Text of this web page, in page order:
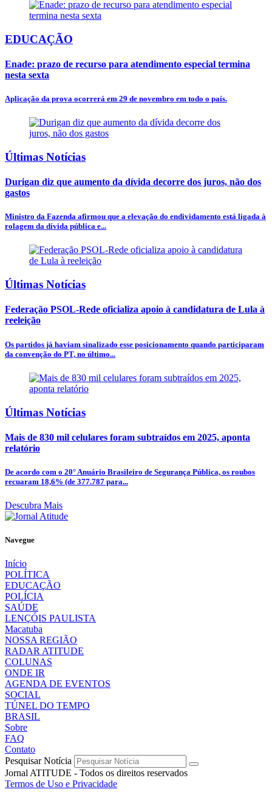
EDUCAÇÃO
Enade: prazo de recurso para atendimento especial termina
nesta sexta
Aplicação da prova ocorrerá em 29 de novembro em todo o país.
Últimas Notícias
Durigan diz que aumento da dívida decorre dos juros, não dos
gastos
Ministro da Fazenda afirmou que a elevação do endividamento está ligada à
rolagem da dívida pública e...
Últimas Notícias
Federação PSOL-Rede oficializa apoio à candidatura de Lula à
reeleição
Os partidos já haviam sinalizado esse posicionamento quando participaram
da convenção do PT, no último...
Últimas Notícias
Mais de 830 mil celulares foram subtraídos em 2025, aponta
relatório
De acordo com o 20° Anuário Brasileiro de Segurança Pública, os roubos
recuaram 18,6% (de 377.787 para...
Descubra Mais
Navegue
Início
POLÍTICA
EDUCAÇÃO
POLÍCIA
SAÚDE
LENÇÓIS PAULISTA
Macatuba
NOSSA REGIÃO
RADAR ATITUDE
COLUNAS
ONDE IR
AGENDA DE EVENTOS
SOCIAL
TÚNEL DO TEMPO
BRASIL
Sobre
FAQ
Contato
Pesquisar Notícia
Jornal ATITUDE - Todos os direitos reservados
Termos de Uso e Privacidade